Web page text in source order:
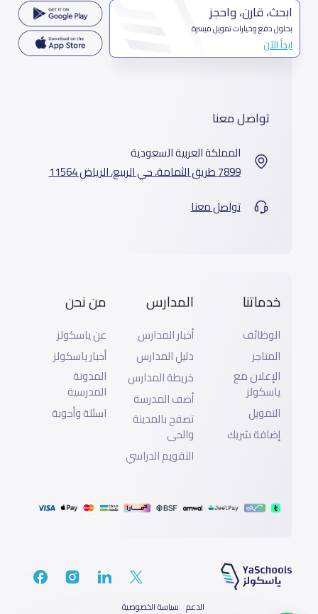
ابحث، قارن، واحجز
بحلول دفع وخيارات تمويل ميسرة
ابدأ الآن
تواصل معنا
المملكة العربية السعودية
7899 طريق الثمامة، حي الربيع، الرياض 11564
تواصل معنا
خدماتنا
الوظائف
المتاجر
الإعلان مع
ياسكولز
التمويل
إضافة شريك
المدارس
أخبار المدارس
دليل المدارس
خريطة المدارس
أضف المدرسة
تصفح بالمدينة
والحى
التقويم الدراسي
من نحن
عن ياسكولز
أخبار ياسكولز
المدونة
المدرسية
اسئلة وأجوبة
الدعم سياسة الخصوصية